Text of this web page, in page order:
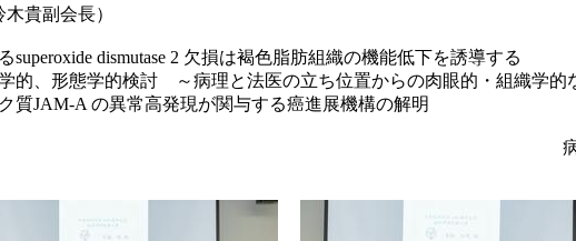
貴副会長）
dismutase 2 欠損は褐色脂肪組織の機能低下を誘導する
的、形態学的検討 ～病理と法医の立ち位置からの肉眼的・組織学的
JAM-A の異常高発現が関与する癌進展機構の解明